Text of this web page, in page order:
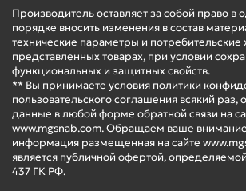
Производитель оставляет за собой право в
порядке вносить изменения в состав
технические параметры и потребительские
представленных товарах, при условии
функциональных и защитных свойств.
** Вы принимаете условия политики
пользовательского соглашения всякий раз,
данные в любой форме обратной связи на
www.mgsnab.com. Обращаем ваше внимание
информация размещенная на сайте
является публичной офертой,
437 ГК РФ.